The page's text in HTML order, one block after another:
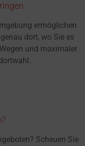
ermöglichen
dort, wo Sie es
und maximaler
Scheuen Sie